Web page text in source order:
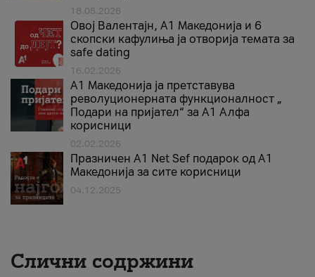
18.05.2026
Овој Валентајн, A1 Македонија и 6
скопски кафулиња ја отворија темата за
safe dating
16.02.2026
А1 Македонија ја претставува
револуционерната функционалност „
Подари на пријател“ за А1 Алфа
корисници
02.02.2026
Празничен A1 Net Sеf подарок од А1
Македонија за сите корисници
04.12.2025
Слични содржини